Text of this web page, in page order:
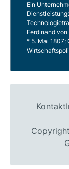
Ein
Ferdinand
* 5. Mai 1807;
Kontakt